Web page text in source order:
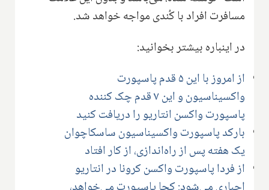
مسافرت افراد با کُندی مواجه خواهد شد.
در اینباره بیشتر بخوانید:
از امروز با این ۵ قدم پاسپورت
واکسیناسیون و این ۷ قدم چک کننده
پاسپورت واکسن انتاریو را دریافت کنید
بارکد پاسپورت واکسیناسیون ساسکاچوان
یک هفته پس از راه‌اندازی، از کار افتاد
از فردا پاسپورت واکسن کرونا در انتاریو